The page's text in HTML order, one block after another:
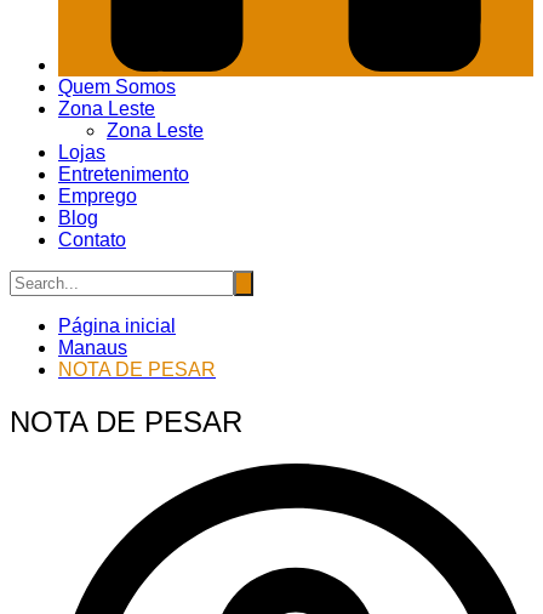
Quem Somos
Zona Leste
Zona Leste
Lojas
Entretenimento
Emprego
Blog
Contato
Página inicial
Manaus
NOTA DE PESAR
NOTA DE PESAR